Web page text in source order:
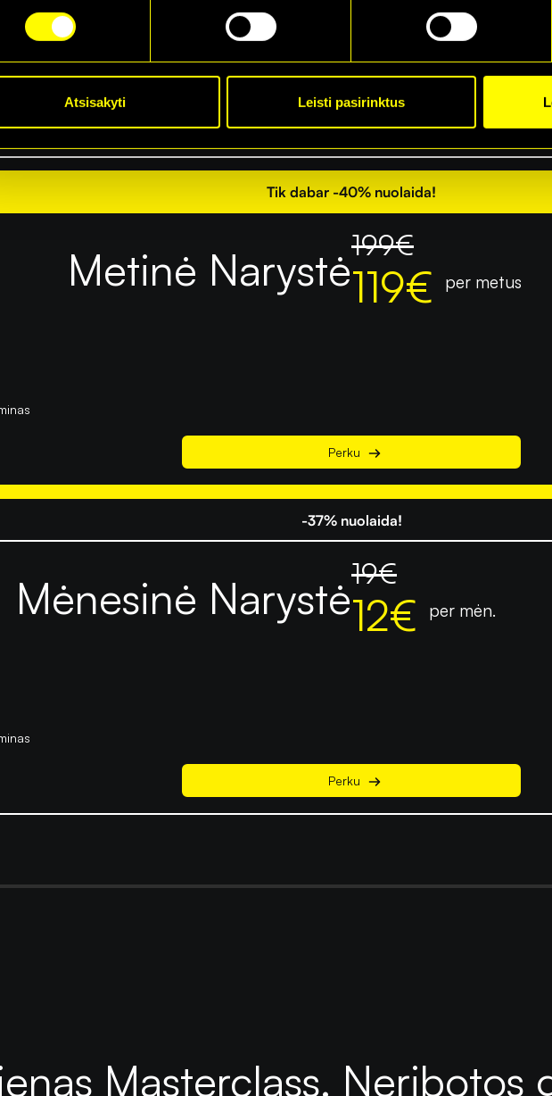
Atsisakyti Leisti pasirinktus
Perku
Tik dabar -40% nuolaida!
Metinė Narystė199€
119€ per metus
Perku
-37% nuolaida!
Mėnesinė Narystė19€
12€ per mėn.
Perku
Masterclass. Neribotos